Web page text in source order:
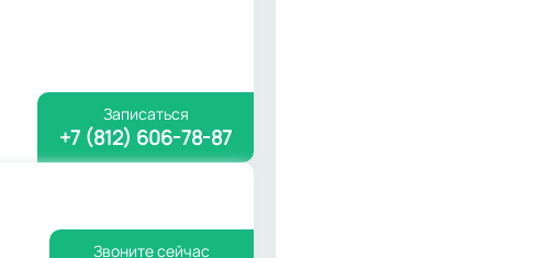
Записаться
+7 (812) 606-78-87
Звоните сейчас